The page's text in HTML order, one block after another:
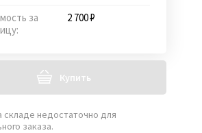
за
2 700 ₽
Купить
складе недостаточно для
заказа.